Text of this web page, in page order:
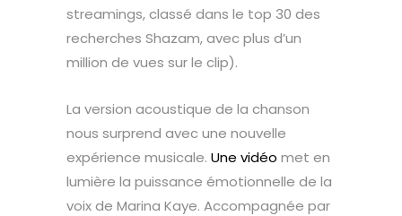
streamings, classé dans le top 30 des
recherches Shazam, avec plus d’un
million de vues sur le clip).
La version acoustique de la chanson
nous surprend avec une nouvelle
expérience musicale. Une vidéo met en
lumière la puissance émotionnelle de la
voix de Marina Kaye. Accompagnée par